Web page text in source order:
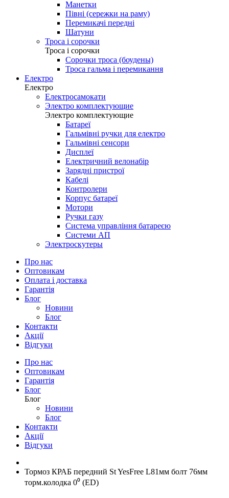
Манетки
Півні (сережки на раму)
Перемикачі передні
Шатуни
Троса і сорочки
Троса і сорочки
Сорочки троса (боудены)
Троса гальма і перемикання
Електро
Електро
Електросамокати
Электро комплектующие
Электро комплектующие
Батареї
Гальмівні ручки для електро
Гальмівні сенсори
Дисплеї
Електричний велонабір
Зарядні пристрої
Кабелі
Контролери
Корпус батареї
Мотори
Ручки газу
Система управління батареєю
Системи АП
Электроскутеры
Про нас
Оптовикам
Оплата і доставка
Гарантія
Блог
Новини
Блог
Контакти
Акції
Відгуки
Про нас
Оптовикам
Гарантія
Блог
Блог
Новини
Блог
Контакти
Акції
Відгуки
Тормоз КРАБ передний St YesFree L81мм болт 76мм
торм.колодка 0⁰ (ED)